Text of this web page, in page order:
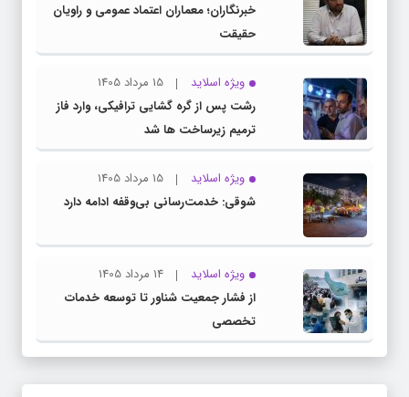
خبرنگاران؛ معماران اعتماد عمومی و راویان
حقیقت
ویژه اسلاید
15 مرداد 1405
رشت پس از گره گشایی ترافیکی، وارد فاز
ترمیم زیرساخت ها شد
ویژه اسلاید
15 مرداد 1405
شوقی: خدمت‌رسانی بی‌وقفه ادامه دارد
ویژه اسلاید
14 مرداد 1405
از فشار جمعیت شناور تا توسعه خدمات
تخصصی